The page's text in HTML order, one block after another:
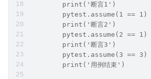
        print('断言1')
        pytest.assume(1 == 1)
        print('断言2')
        pytest.assume(2 == 1)
        print('断言3')
        pytest.assume(3 == 3)
        print('用例结束')